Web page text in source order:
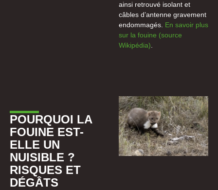
ainsi retrouvé isolant et
câbles d’antenne gravement
endommagés. En savoir plus
sur la fouine (source
Wikipédia)
POURQUOI LA
FOUINE EST-
ELLE UN
NUISIBLE ?
RISQUES ET
DÉGÂTS